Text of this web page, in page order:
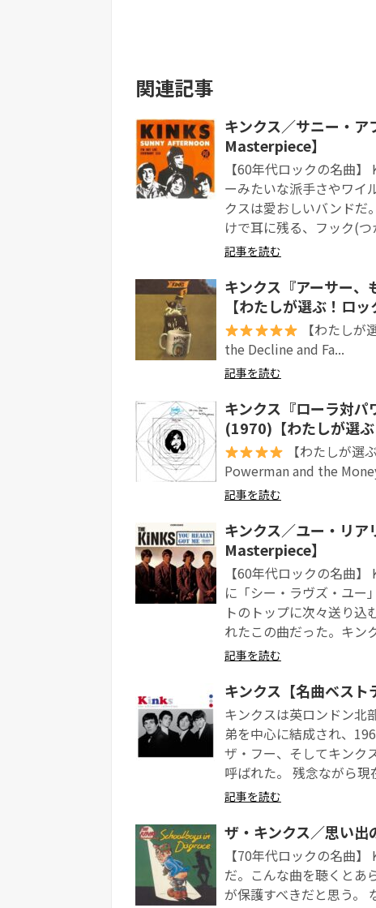
関連記事
キンクス／サニー・
Masterpiece】
【60年代ロックの名曲
ーみたいな派手さやワイ
クスは愛おしいバンドだ
けで耳に残る、フック(
記事を読む
キンクス『アーサー
【わたしが選ぶ！ロ
【わたし
the Decline and Fa...
記事を読む
キンクス『ローラ対パ
(1970)【わたしが選
【わたしが選
Powerman and the
記事を読む
キンクス／ユー・リ
Masterpiece】
【60年代ロックの名曲
に「シー・ラヴズ・ユー
トのトップに次々送り込
れたこの曲だった。キン
記事を読む
キンクス【名曲ベス
キンクスは英ロンドン北
弟を中心に結成され、
ザ・フー、そしてキンク
呼ばれた。 残念ながら
記事を読む
ザ・キンクス／思い
【70年代ロックの名曲
だ。こんな曲を聴くとあ
が保護すべきだと思う。